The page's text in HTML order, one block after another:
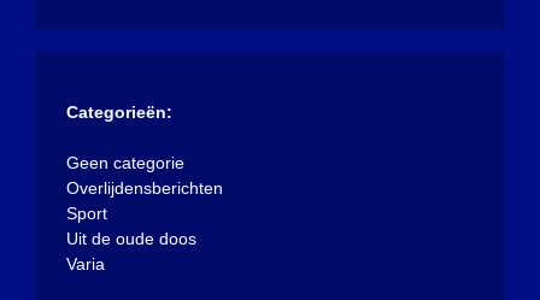
Categorieën:
Geen categorie
Overlijdensberichten
Sport
Uit de oude doos
Varia